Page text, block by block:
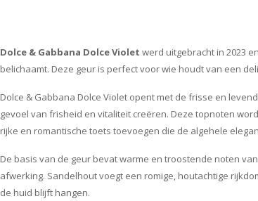
Dolce & Gabbana Dolce Violet werd uitgebracht in 2023
belichaamt. Deze geur is perfect voor wie houdt van een
Dolce & Gabbana Dolce Violet opent met de frisse en
gevoel van frisheid en vitaliteit creëren. Deze topnoten
rijke en romantische toets toevoegen die de algehele
De basis van de geur bevat warme en troostende noten
afwerking. Sandelhout voegt een romige, houtachtige
de huid blijft hangen.